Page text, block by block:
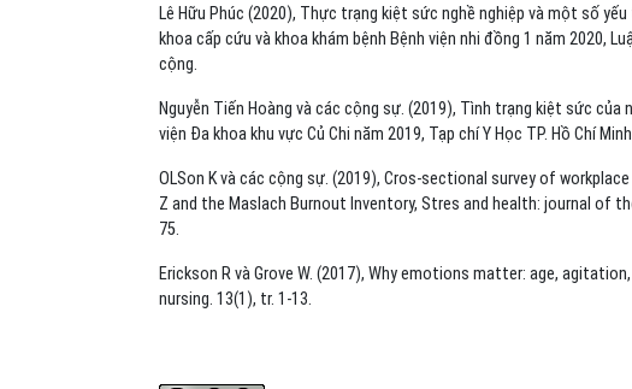
Lê Hữu Phúc (2020), Thực trạng kiệt sức nghề nghiệp và một số
khoa cấp cứu và khoa khám bệnh Bệnh viện nhi đồng 1 năm 2020,
cộng.
Nguyễn Tiến Hoàng và các cộng sự. (2019), Tình trạng kiệt sức
viện Đa khoa khu vực Củ Chi năm 2019, Tạp chí Y Học TP. Hồ Chí
OLSon K và các cộng sự. (2019), Cros-sectional survey of
Z and the Maslach Burnout Inventory, Stres and health: journal
75.
Erickson R và Grove W. (2017), Why emotions matter: age,
nursing. 13(1), tr. 1-13.